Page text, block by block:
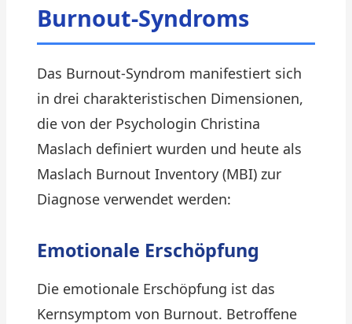
Burnout-Syndroms
Das Burnout-Syndrom manifestiert sich
in drei charakteristischen Dimensionen,
die von der Psychologin Christina
Maslach definiert wurden und heute als
Maslach Burnout Inventory (MBI) zur
Diagnose verwendet werden:
Emotionale Erschöpfung
Die emotionale Erschöpfung ist das
Kernsymptom von Burnout. Betroffene